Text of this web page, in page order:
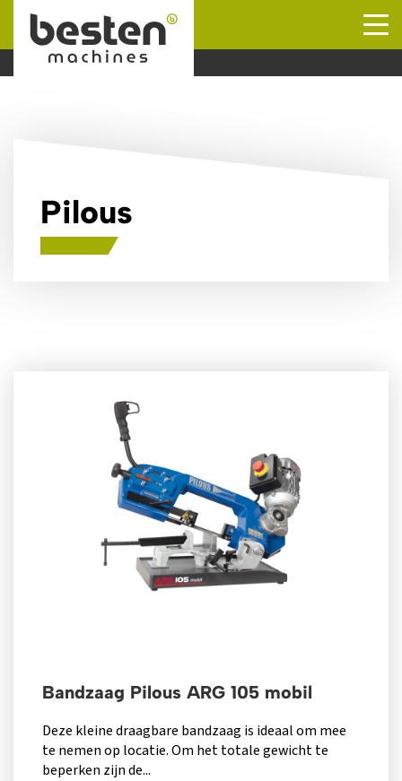
Naar hoofdinhoud
Pilous
Bandzaag Pilous ARG 105 mobil
Deze kleine draagbare bandzaag is ideaal om mee
te nemen op locatie. Om het totale gewicht te
beperken zijn de...